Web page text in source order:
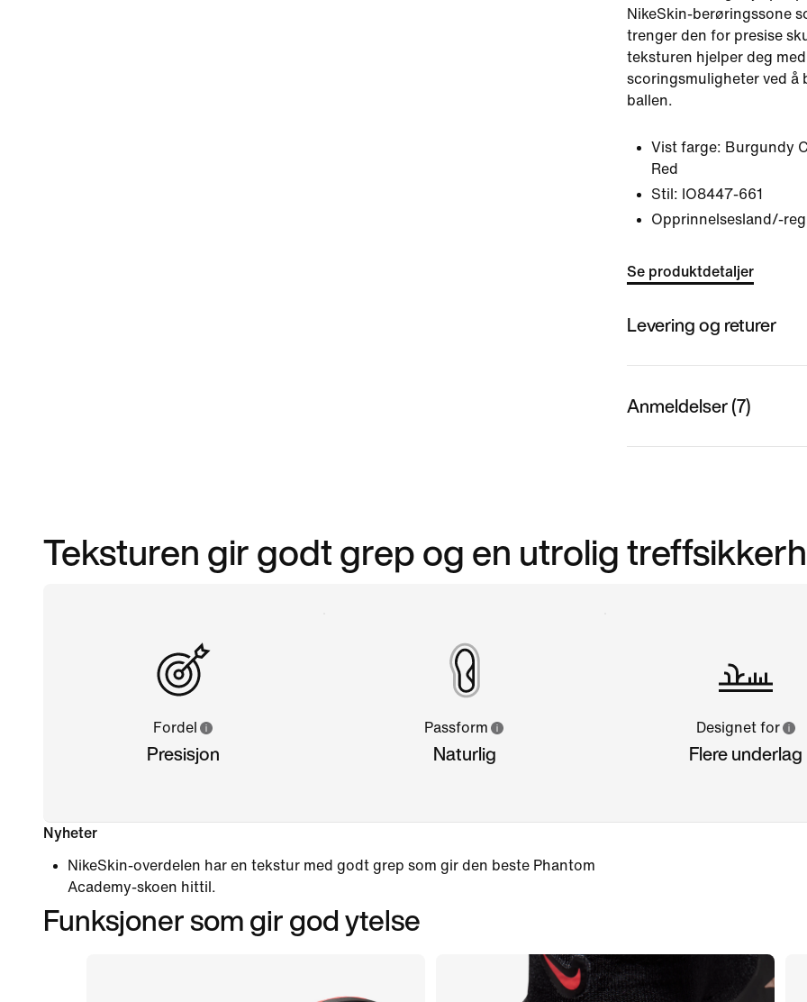
NikeSkin-berøringssone
trenger den for presise
teksturen hjelper deg
scoringsmuligheter ved
ballen.
Vist farge: Burgundy
Red
Stil: IO8447-661
Opprinnelsesland/-
Se produktdetaljer
Levering og returer
Anmeldelser (7)
Teksturen gir godt grep og en utrolig
Fordel
Presisjon
Passform
Naturlig
Designet for
Flere underlag
Nyheter
NikeSkin-overdelen har en tekstur med godt grep som gir den beste Phantom
Academy-skoen hittil.
Funksjoner som gir god ytelse